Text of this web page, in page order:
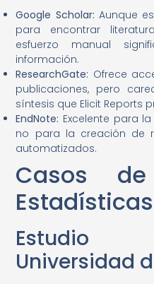
Google Scholar: Aunque
para encontrar
esfuerzo manual
información.
ResearchGate: Ofrece
publicaciones, pero
síntesis que Elicit Reports
EndNote: Excelente para
no para la creación de
automatizados.
Casos
Estadísticas
Estudio
Universidad